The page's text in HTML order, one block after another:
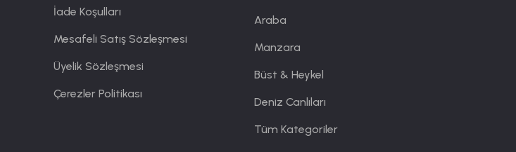
İade Koşulları
Mesafeli Satış Sözleşmesi
Üyelik Sözleşmesi
Çerezler Politikası
Araba
Manzara
Büst & Heykel
Deniz Canlıları
Tüm Kategoriler